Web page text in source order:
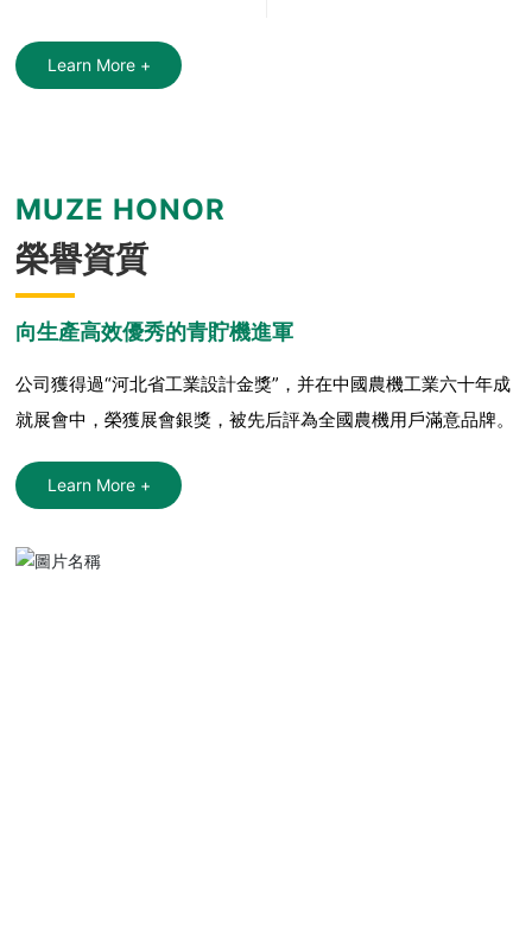
Learn More +
MUZE HONOR
榮譽資質
向生產高效優秀的青貯機進軍
公司獲得過“河北省工業設計金獎”，并在中國農機工業六十年成
就展會中，榮獲展會銀獎，被先后評為全國農機用戶滿意品牌。
Learn More +